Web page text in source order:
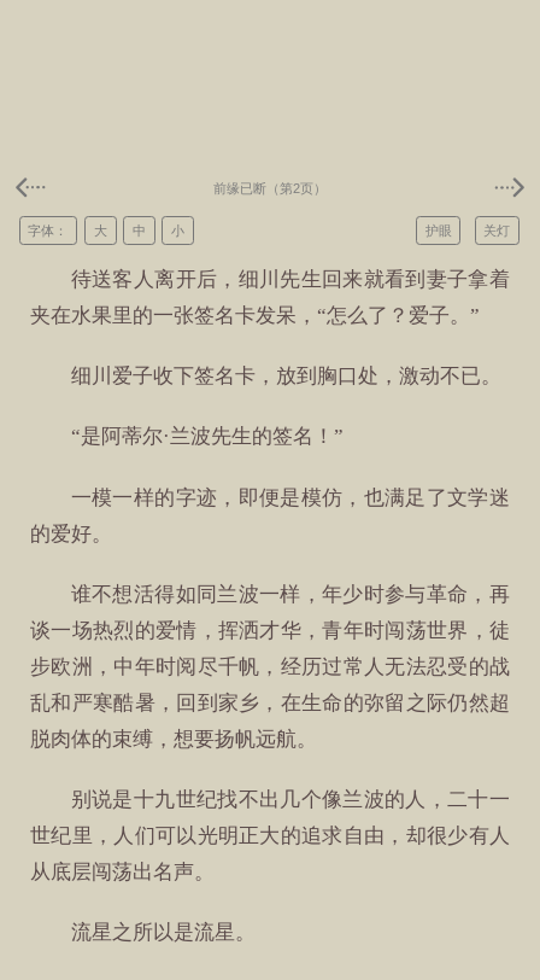
前缘已断（第2页）
关灯
护眼
字体： 大 中 小
待送客人离开后，细川先生回来就看到妻子拿着
夹在水果里的一张签名卡发呆，“怎么了？爱子。”
细川爱子收下签名卡，放到胸口处，激动不已。
“是阿蒂尔·兰波先生的签名！”
一模一样的字迹，即便是模仿，也满足了文学迷
的爱好。
谁不想活得如同兰波一样，年少时参与革命，再
谈一场热烈的爱情，挥洒才华，青年时闯荡世界，徒
步欧洲，中年时阅尽千帆，经历过常人无法忍受的战
乱和严寒酷暑，回到家乡，在生命的弥留之际仍然超
脱肉体的束缚，想要扬帆远航。
别说是十九世纪找不出几个像兰波的人，二十一
世纪里，人们可以光明正大的追求自由，却很少有人
从底层闯荡出名声。
流星之所以是流星。